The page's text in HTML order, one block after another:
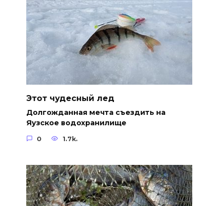
Этот чудесный лед
Долгожданная мечта съездить на
Яузское водохранилище
0 1.7k.